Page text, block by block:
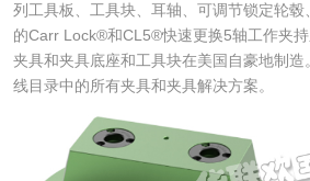
列工具板、工具块、耳轴、可调节锁定轮
的Carr Lock®和CL5®快速更换5轴工作夹持
夹具和夹具底座和工具块在美国自豪地制
线目录中的所有夹具和夹具解决方案。